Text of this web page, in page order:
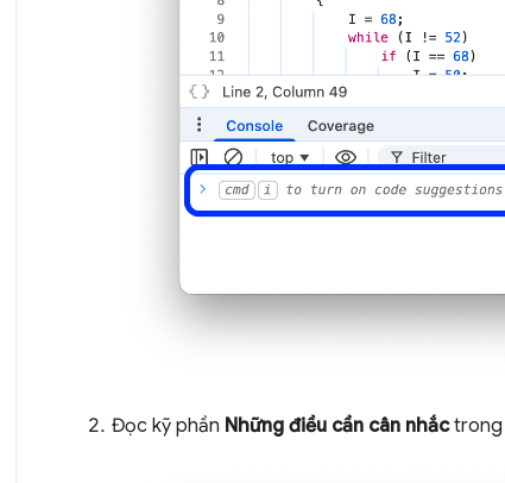
Đọc kỹ phần Những điều cần cân nhắctrong